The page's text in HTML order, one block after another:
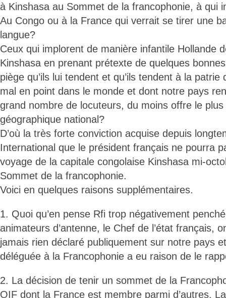
à Kinshasa au Sommet de la francophonie, à qui
Au Congo ou à la France qui verrait se tirer une
langue?
Ceux qui implorent de manière infantile Hollande
Kinshasa en prenant prétexte de quelques
piège qu’ils lui tendent et qu’ils tendent à la
mal en point dans le monde et dont notre pays
grand nombre de locuteurs, du moins offre le
géographique national?
D’où la très forte conviction acquise depuis
International que le président français ne pourra
voyage de la capitale congolaise Kinshasa mi-
Sommet de la francophonie.
Voici en quelques raisons supplémentaires.
1. Quoi qu’en pense Rfi trop négativement
animateurs d’antenne, le Chef de l’état français,
jamais rien déclaré publiquement sur notre pays
déléguée à la Francophonie a eu raison de le
2. La décision de tenir un sommet de la
OIF dont la France est membre parmi d’autres.